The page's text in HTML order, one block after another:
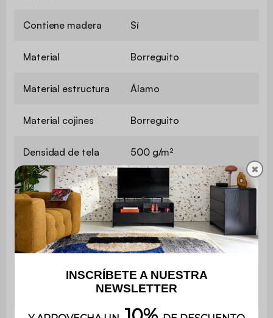
Contiene madera Sí
Material Borreguito
Material estructura Álamo
Material cojines Borreguito
Densidad de tela 500 g/m²
Revestimiento
Densidad de la
espuma del asiento
Espuma de poliuretano
(28 kg/m3 y 25 kg/m3)
almacenamiento
No
✖